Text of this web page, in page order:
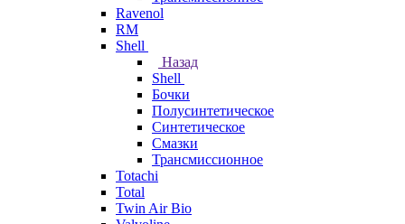
Ravenol
RM
Shell
Назад
Shell
Бочки
Полусинтетическое
Синтетическое
Смазки
Трансмиссионное
Totachi
Total
Twin Air Bio